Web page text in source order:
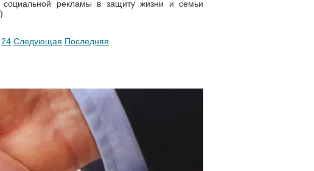
социальной рекламы в защиту жизни и семьи
)
24 Следующая Последняя